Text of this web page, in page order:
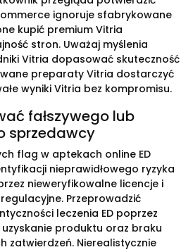
ignoruje sfabrykowane
kupić premium Vitria
stron. Uważaj myślenia
Vitria dopasować skuteczność
preparaty Vitria dostarczyć
wyniki Vitria bez kompromisu.
fałszywego lub
sprzedawcy
flag w aptekach online ED
nieprawidłowego ryzyka
nieweryfikowalne licencje i
Przeprowadzić
leczenia ED poprzez
produktu oraz braku
zatwierdzeń. Nierealistycznie